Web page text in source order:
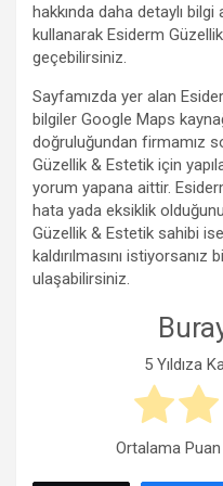
hakkında daha detaylı
kullanarak Esiderm
geçebilirsiniz.
Sayfamızda yer alan
bilgiler Google Maps
doğruluğundan firmamız
Güzellik & Estetik için
yorum yapana aittir.
hata yada eksiklik
Güzellik & Estetik sahibi
kaldırılmasını
ulaşabilirsiniz.
5 Yıldıza
Ortalama Puan